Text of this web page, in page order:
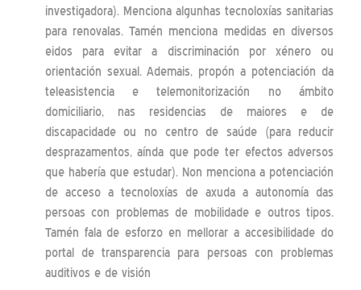
investigadora). Menciona algunhas tecnoloxías sanitarias
para renovalas. Tamén menciona medidas en diversos
eidos para evitar a discriminación por xénero ou
orientación sexual. Ademais, propón a potenciación da
teleasistencia e telemonitorización no ámbito
domiciliario, nas residencias de maiores e de
discapacidade ou no centro de saúde (para reducir
desprazamentos, aínda que pode ter efectos adversos
que habería que estudar). Non menciona a potenciación
de acceso a tecnoloxías de axuda a autonomía das
persoas con problemas de mobilidade e outros tipos.
Tamén fala de esforzo en mellorar a accesibilidade do
portal de transparencia para persoas con problemas
auditivos e de visión